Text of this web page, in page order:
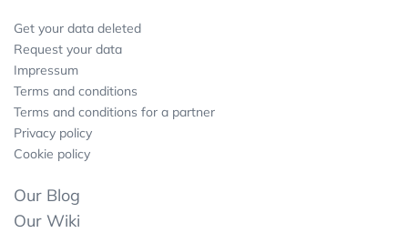
Get your data deleted
Request your data
Impressum
Terms and conditions
Terms and conditions for a partner
Privacy policy
Cookie policy
Our Blog
Our Wiki